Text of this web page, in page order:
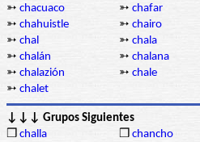
➳ chacuaco ➳ chafar
➳ chahuistle ➳ chairo
➳ chal ➳ chala
➳ chalán ➳ chalana
➳ chalazión ➳ chale
➳ chalet
↓↓↓ Grupos Siguientes
❒ challa ❒ chancho